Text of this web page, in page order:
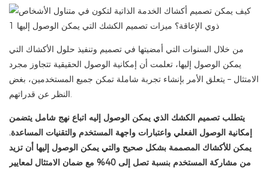
من خلال السنوات التي أمضيتها في تصميم وتنفيذ حلول الأكشاك التي
يمكن الوصول إليها، تعلمت أن إمكانية الوصول الحقيقية تتجاوز مجرد
الامتثال – يتعلق الأمر بإنشاء تجربة شاملة تمكن جميع المستخدمين، بغض
النظر عن قدراتهم.
يتطلب تصميم الكشك الذي يمكن الوصول إليه اتباع نهج شامل يتضمن
إمكانية الوصول الفعلي واعتبارات واجهة المستخدم والتقنيات المساعدة.
يمكن للأكشاك المصممة بشكل صحيح والتي يمكن الوصول إليها أن تزيد
من مشاركة المستخدم بنسبة تصل إلى 40% مع ضمان الامتثال لمعايير